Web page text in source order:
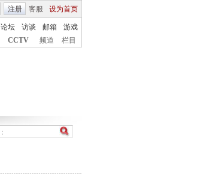
客服 设为首页
注册
论坛 访谈 邮箱
游戏
CCTV 频道 栏目